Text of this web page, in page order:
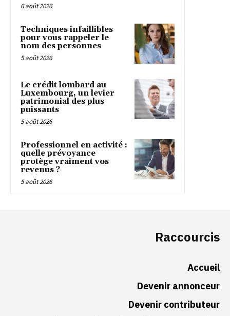
6 août 2026
Techniques infaillibles
pour vous rappeler le
nom des personnes
5 août 2026
Le crédit lombard au
Luxembourg, un levier
patrimonial des plus
puissants
5 août 2026
Professionnel en activité :
quelle prévoyance
protège vraiment vos
revenus ?
5 août 2026
Raccourcis
Accueil
Devenir annonceur
Devenir contributeur